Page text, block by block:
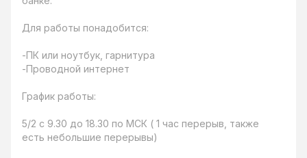
Для работы понадобится:
-ПК или ноутбук, гарнитура
-Проводной интернет
График работы:
5/2 с 9.30 до 18.30 по МСК ( 1 час перерыв, также
есть небольшие перерывы)